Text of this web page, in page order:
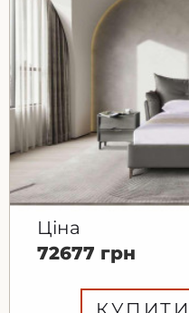
Ціна
72677 грн